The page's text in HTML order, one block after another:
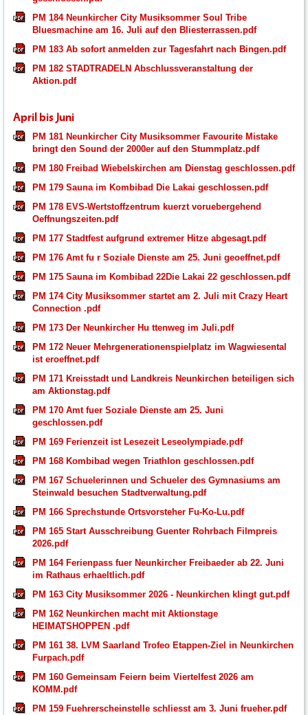
PM 184 Neunkircher City Musiksommer Soul Tribe
Bluesmachine am 16. Juli auf den Bliesterrassen.pdf
PM 183 Ab sofort anmelden zur Tagesfahrt nach Bingen.pdf
PM 182 STADTRADELN Abschlussveranstaltung der
Aktion.pdf
April bis Juni
PM 181 Neunkircher City Musiksommer Favourite Mistake
bringt den Sound der 2000er auf den Stummplatz.pdf
PM 180 Freibad Wiebelskirchen am Dienstag geschlossen.pdf
PM 179 Sauna im Kombibad Die Lakai geschlossen.pdf
PM 178 EVS-Wertstoffzentrum kuerzt voruebergehend
Oeffnungszeiten.pdf
PM 177 Stadtfest aufgrund extremer Hitze abgesagt.pdf
PM 176 Amt fu r Soziale Dienste am 25. Juni geoeffnet.pdf
PM 175 Sauna im Kombibad 22Die Lakai 22 geschlossen.pdf
PM 174 City Musiksommer startet am 2. Juli mit Crazy Heart
Connection .pdf
PM 173 Der Neunkircher Hu ttenweg im Juli.pdf
PM 172 Neuer Mehrgenerationenspielplatz im Wagwiesental
ist eroeffnet.pdf
PM 171 Kreisstadt und Landkreis Neunkirchen beteiligen sich
am Aktionstag.pdf
PM 170 Amt fuer Soziale Dienste am 25. Juni
geschlossen.pdf
PM 169 Ferienzeit ist Lesezeit Leseolympiade.pdf
PM 168 Kombibad wegen Triathlon geschlossen.pdf
PM 167 Schuelerinnen und Schueler des Gymnasiums am
Steinwald besuchen Stadtverwaltung.pdf
PM 166 Sprechstunde Ortsvorsteher Fu-Ko-Lu.pdf
PM 165 Start Ausschreibung Guenter Rohrbach Filmpreis
2026.pdf
PM 164 Ferienpass fuer Neunkircher Freibaeder ab 22. Juni
im Rathaus erhaeltlich.pdf
PM 163 City Musiksommer 2026 - Neunkirchen klingt gut.pdf
PM 162 Neunkirchen macht mit Aktionstage
HEIMATSHOPPEN .pdf
PM 161 38. LVM Saarland Trofeo Etappen-Ziel in Neunkirchen
Furpach.pdf
PM 160 Gemeinsam Feiern beim Viertelfest 2026 am
KOMM.pdf
PM 159 Fuehrerscheinstelle schliesst am 3. Juni frueher.pdf